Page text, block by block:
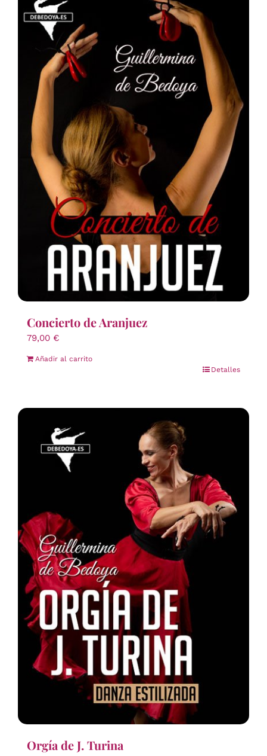
Concierto de Aranjuez
79,00 €
Añadir al carrito
Detalles
Orgía de J. Turina